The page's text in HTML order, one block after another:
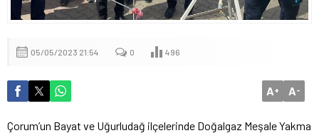
05/05/2023 21:54 0 496
A+ A-
Çorum’un Bayat ve Uğurludağ ilçelerinde Doğalgaz Meşale Yakma